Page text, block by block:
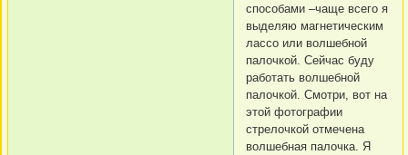
способами –чаще всего я
выделяю магнетическим
лассо или волшебной
палочкой. Сейчас буду
работать волшебной
палочкой. Смотри, вот на
этой фотографии
стрелочкой отмечена
волшебная палочка. Я